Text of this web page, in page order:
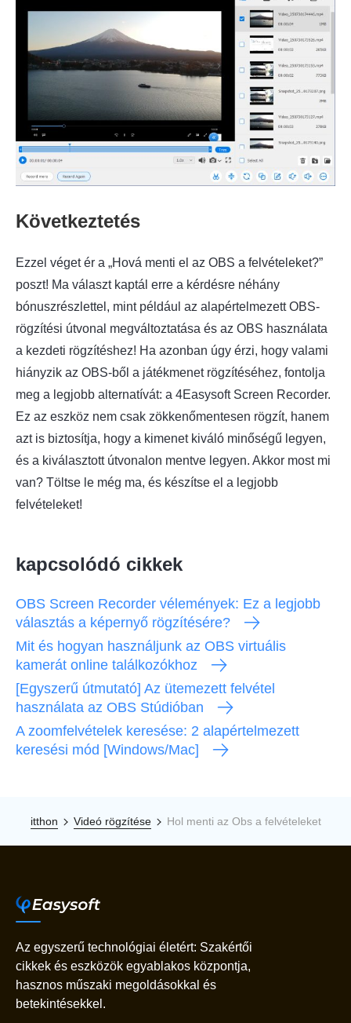
Következtetés
Ezzel véget ér a „Hová menti el az OBS a felvételeket?”
poszt! Ma választ kaptál erre a kérdésre néhány
bónuszrészlettel, mint például az alapértelmezett OBS-
rögzítési útvonal megváltoztatása és az OBS használata
a kezdeti rögzítéshez! Ha azonban úgy érzi, hogy valami
hiányzik az OBS-ből a játékmenet rögzítéséhez, fontolja
meg a legjobb alternatívát: a 4Easysoft Screen Recorder.
Ez az eszköz nem csak zökkenőmentesen rögzít, hanem
azt is biztosítja, hogy a kimenet kiváló minőségű legyen,
és a kiválasztott útvonalon mentve legyen. Akkor most mi
van? Töltse le még ma, és készítse el a legjobb
felvételeket!
kapcsolódó cikkek
OBS Screen Recorder vélemények: Ez a legjobb
választás a képernyő rögzítésére?
Mit és hogyan használjunk az OBS virtuális
kamerát online találkozókhoz
[Egyszerű útmutató] Az ütemezett felvétel
használata az OBS Stúdióban
A zoomfelvételek keresése: 2 alapértelmezett
keresési mód [Windows/Mac]
itthon Videó rögzítése Hol menti az Obs a felvételeket
Az egyszerű technológiai életért: Szakértői
cikkek és eszközök egyablakos központja,
hasznos műszaki megoldásokkal és
betekintésekkel.